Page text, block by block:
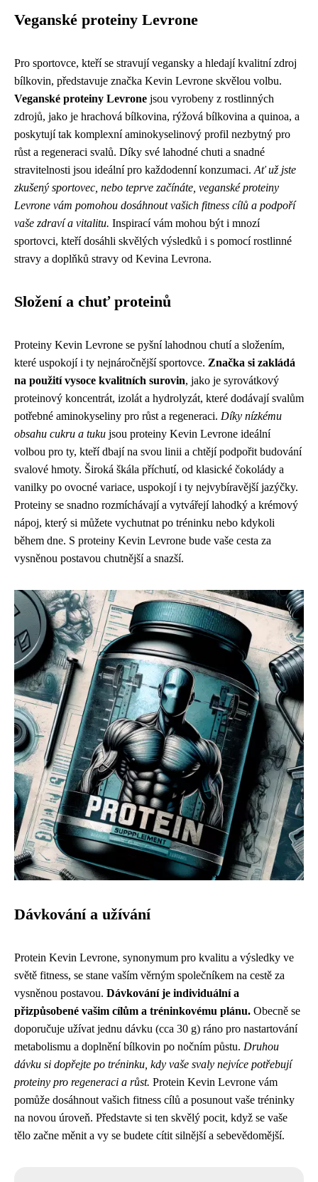
Veganské proteiny Levrone
Pro sportovce, kteří se stravují vegansky a hledají kvalitní zdroj
bílkovin, představuje značka Kevin Levrone skvělou volbu.
Veganské proteiny Levrone jsou vyrobeny z rostlinných
zdrojů, jako je hrachová bílkovina, rýžová bílkovina a quinoa, a
poskytují tak komplexní aminokyselinový profil nezbytný pro
růst a regeneraci svalů. Díky své lahodné chuti a snadné
stravitelnosti jsou ideální pro každodenní konzumaci. Ať už jste
zkušený sportovec, nebo teprve začínáte, veganské proteiny
Levrone vám pomohou dosáhnout vašich fitness cílů a podpoří
vaše zdraví a vitalitu. Inspirací vám mohou být i mnozí
sportovci, kteří dosáhli skvělých výsledků i s pomocí rostlinné
stravy a doplňků stravy od Kevina Levrona.
Složení a chuť proteinů
Proteiny Kevin Levrone se pyšní lahodnou chutí a složením,
které uspokojí i ty nejnáročnější sportovce. Značka si zakládá
na použití vysoce kvalitních surovin, jako je syrovátkový
proteinový koncentrát, izolát a hydrolyzát, které dodávají svalům
potřebné aminokyseliny pro růst a regeneraci. Díky nízkému
obsahu cukru a tuku jsou proteiny Kevin Levrone ideální
volbou pro ty, kteří dbají na svou linii a chtějí podpořit budování
svalové hmoty. Široká škála příchutí, od klasické čokolády a
vanilky po ovocné variace, uspokojí i ty nejvybíravější jazýčky.
Proteiny se snadno rozmíchávají a vytvářejí lahodký a krémový
nápoj, který si můžete vychutnat po tréninku nebo kdykoli
během dne. S proteiny Kevin Levrone bude vaše cesta za
vysněnou postavou chutnější a snazší.
Dávkování a užívání
Protein Kevin Levrone, synonymum pro kvalitu a výsledky ve
světě fitness, se stane vaším věrným společníkem na cestě za
vysněnou postavou. Dávkování je individuální a
přizpůsobené vašim cílům a tréninkovému plánu. Obecně se
doporučuje užívat jednu dávku (cca 30 g) ráno pro nastartování
metabolismu a doplnění bílkovin po nočním půstu. Druhou
dávku si dopřejte po tréninku, kdy vaše svaly nejvíce potřebují
proteiny pro regeneraci a růst. Protein Kevin Levrone vám
pomůže dosáhnout vašich fitness cílů a posunout vaše tréninky
na novou úroveň. Představte si ten skvělý pocit, když se vaše
tělo začne měnit a vy se budete cítit silnější a sebevědomější.